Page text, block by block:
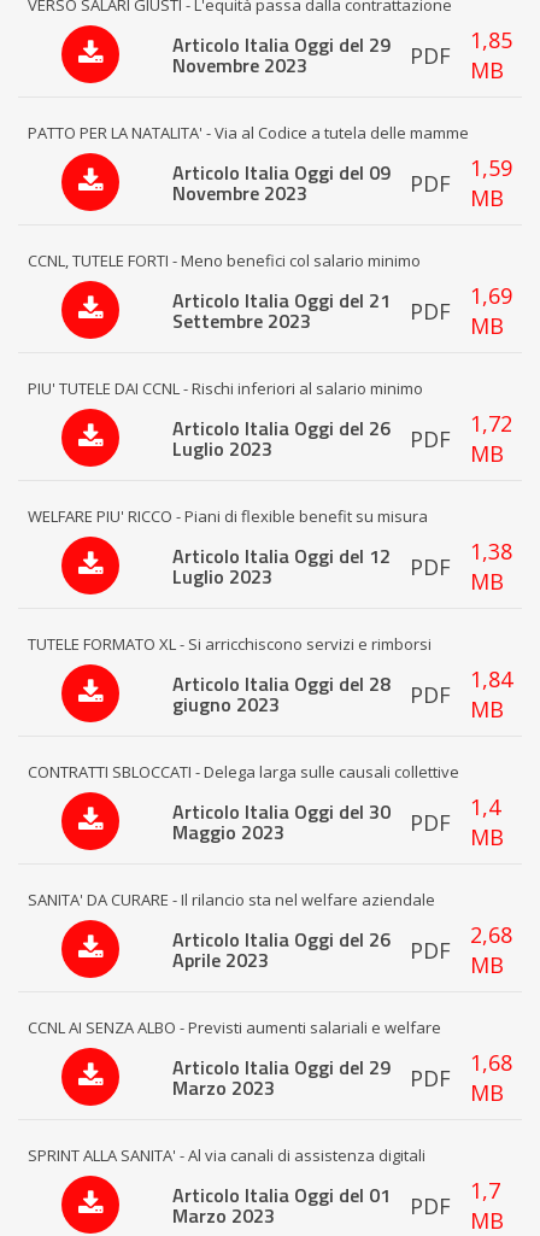
VERSO SALARI GIUSTI - L'equità passa dalla contrattazione
Articolo Italia Oggi del 29
Novembre 2023 PDF
1,85
MB
PATTO PER LA NATALITA' - Via al Codice a tutela delle mamme
Articolo Italia Oggi del 09
Novembre 2023 PDF
1,59
MB
CCNL, TUTELE FORTI - Meno benefici col salario minimo
Articolo Italia Oggi del 21
Settembre 2023 PDF
1,69
MB
PIU' TUTELE DAI CCNL - Rischi inferiori al salario minimo
Articolo Italia Oggi del 26
Luglio 2023 PDF
1,72
MB
WELFARE PIU' RICCO - Piani di flexible benefit su misura
Articolo Italia Oggi del 12
Luglio 2023 PDF
1,38
MB
TUTELE FORMATO XL - Si arricchiscono servizi e rimborsi
Articolo Italia Oggi del 28
giugno 2023 PDF
1,84
MB
CONTRATTI SBLOCCATI - Delega larga sulle causali collettive
Articolo Italia Oggi del 30
Maggio 2023 PDF
1,4
MB
SANITA' DA CURARE - Il rilancio sta nel welfare aziendale
Articolo Italia Oggi del 26
Aprile 2023 PDF
2,68
MB
CCNL AI SENZA ALBO - Previsti aumenti salariali e welfare
Articolo Italia Oggi del 29
Marzo 2023 PDF
1,68
MB
SPRINT ALLA SANITA' - Al via canali di assistenza digitali
Articolo Italia Oggi del 01
Marzo 2023 PDF
1,7
MB